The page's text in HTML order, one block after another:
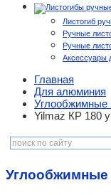
Листогиб
Ручные
Ручные
Аксессуары
Главная
Для алюминия
Углообжимные
Yilmaz КР 180
Углообжимные